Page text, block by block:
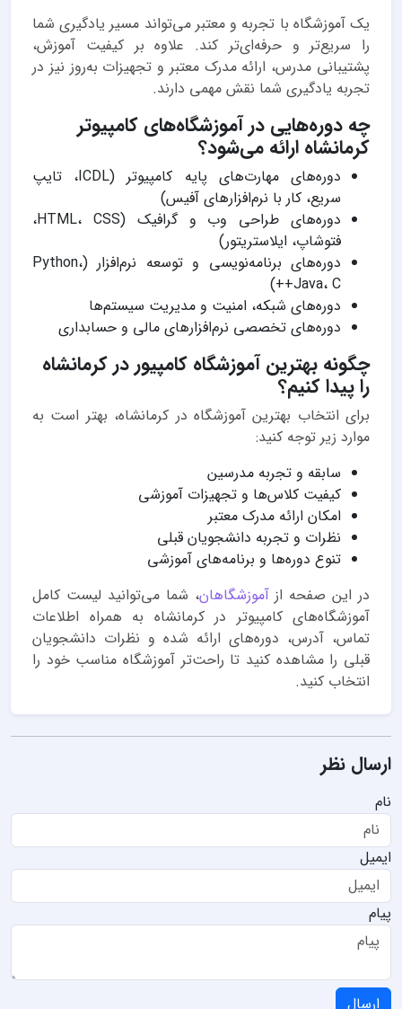
یک آموزشگاه با تجربه و معتبر می‌تواند مسیر یادگیری شما
را سریع‌تر و حرفه‌ای‌تر کند. علاوه بر کیفیت آموزش،
پشتیبانی مدرس، ارائه مدرک معتبر و تجهیزات به‌روز نیز در
تجربه یادگیری شما نقش مهمی دارند.
چه دوره‌هایی در آموزشگاه‌های کامپیوتر
کرمانشاه ارائه می‌شود؟
دوره‌های مهارت‌های پایه کامپیوتر (ICDL، تایپ
سریع، کار با نرم‌افزارهای آفیس)
دوره‌های طراحی وب و گرافیک (HTML، CSS،
فتوشاپ، ایلاستریتور)
دوره‌های برنامه‌نویسی و توسعه نرم‌افزار (Python،
Java، C++)
دوره‌های شبکه، امنیت و مدیریت سیستم‌ها
دوره‌های تخصصی نرم‌افزارهای مالی و حسابداری
چگونه بهترین آموزشگاه کامپیور در کرمانشاه
را پیدا کنیم؟
برای انتخاب بهترین آموزشگاه در کرمانشاه، بهتر است به
موارد زیر توجه کنید:
سابقه و تجربه مدرسین
کیفیت کلاس‌ها و تجهیزات آموزشی
امکان ارائه مدرک معتبر
نظرات و تجربه دانشجویان قبلی
تنوع دوره‌ها و برنامه‌های آموزشی
در این صفحه ازآموزشگاهان، شما می‌توانید لیست کامل
آموزشگاه‌های کامپیوتر در کرمانشاه به همراه اطلاعات
تماس، آدرس، دوره‌های ارائه شده و نظرات دانشجویان
قبلی را مشاهده کنید تا راحت‌تر آموزشگاه مناسب خود را
انتخاب کنید.
ارسال نظر
نام
ایمیل
پیام
ارسال